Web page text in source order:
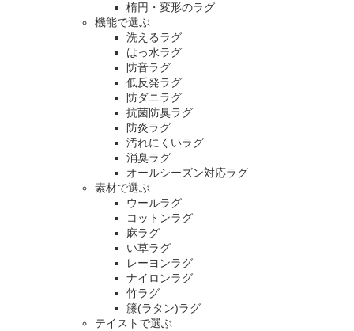
楕円・変形のラグ
機能で選ぶ
洗えるラグ
はっ水ラグ
防音ラグ
低反発ラグ
防ダニラグ
抗菌防臭ラグ
防炎ラグ
汚れにくいラグ
消臭ラグ
オールシーズン対応ラグ
素材で選ぶ
ウールラグ
コットンラグ
麻ラグ
い草ラグ
レーヨンラグ
ナイロンラグ
竹ラグ
籐(ラタン)ラグ
テイストで選ぶ